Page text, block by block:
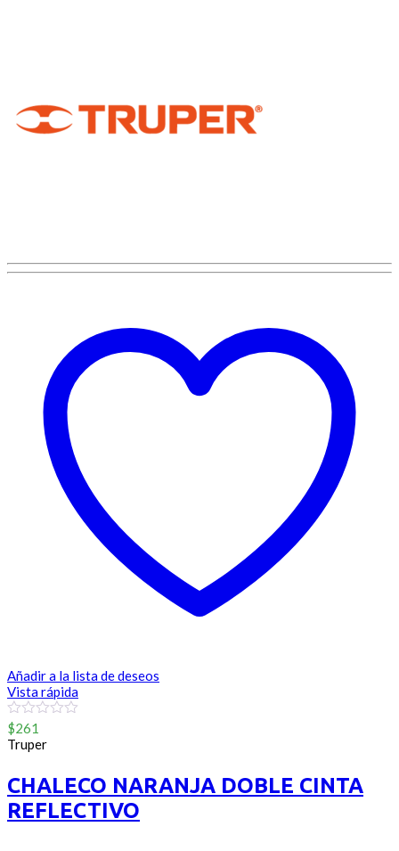
Añadir a la lista de deseos
Vista rápida
0
out
of
$261
Truper
CHALECO NARANJA DOBLE CINTA
REFLECTIVO